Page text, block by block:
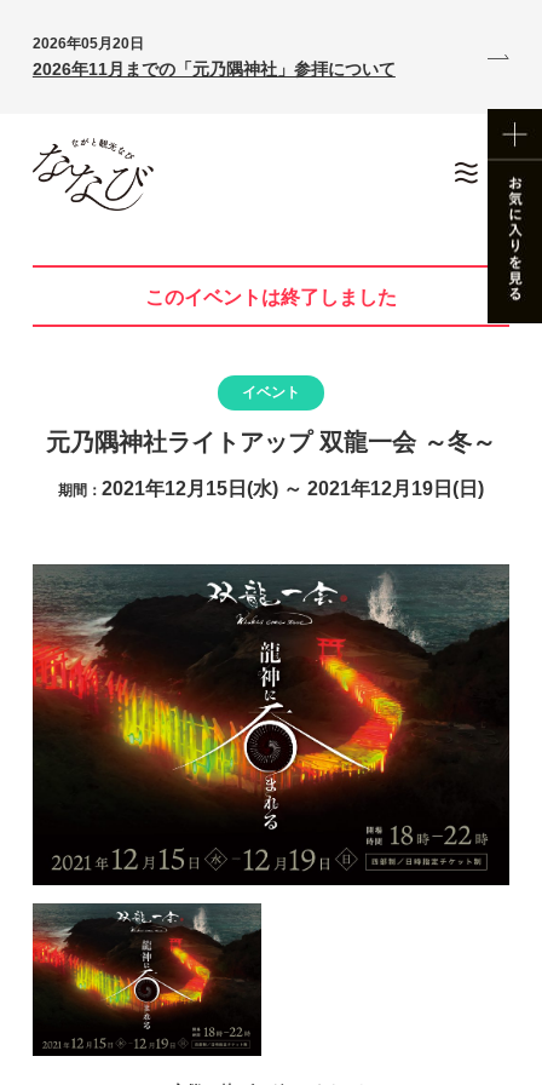
2026年05月20日
2026年11月までの「元乃隅神社」参拝について
このイベントは終了しました
イベント
元乃隅神社ライトアップ 双龍一会 ～冬～
期間： 2021年12月15日(水) ～ 2021年12月19日(日)